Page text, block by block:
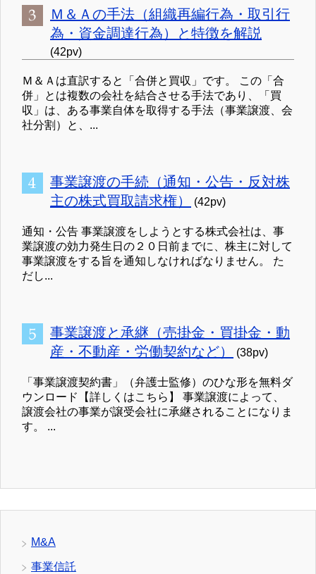
Ｍ＆Ａの手法（組織再編行為・取引行
為・資金調達行為）と特徴を解説
(42pv)
Ｍ＆Ａは直訳すると「合併と買収」です。 この「合
併」とは複数の会社を結合させる手法であり、「買
収」は、ある事業自体を取得する手法（事業譲渡、会
社分割）と、...
事業譲渡の手続（通知・公告・反対株
主の株式買取請求権）
(42pv)
通知・公告 事業譲渡をしようとする株式会社は、事
業譲渡の効力発生日の２０日前までに、株主に対して
事業譲渡をする旨を通知しなければなりません。 た
だし...
事業譲渡と承継（売掛金・買掛金・動
産・不動産・労働契約など）
(38pv)
「事業譲渡契約書」（弁護士監修）のひな形を無料ダ
ウンロード【詳しくはこちら】 事業譲渡によって、
譲渡会社の事業が譲受会社に承継されることになりま
す。 ...
M&A
事業信託